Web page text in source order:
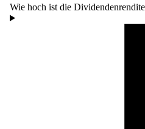
Wie hoch ist die